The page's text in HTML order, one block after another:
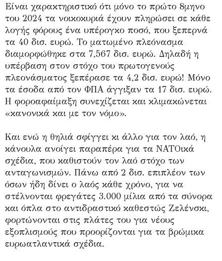
Είναι χαρακτηριστικό ότι μόνο το πρώτο 8μηνο
του 2024 τα νοικοκυριά έχουν πληρώσει σε κάθε
λογής φόρους ένα υπέρογκο ποσό, που ξεπερνά
τα 40 δισ. ευρώ. Το ματωμένο πλεόνασμα
διαμορφώθηκε στα 7,567 δισ. ευρώ. Δηλαδή η
υπέρβαση στον στόχο του πρωτογενούς
πλεονάσματος ξεπέρασε τα 4,2 δισ. ευρώ! Μόνο
τα έσοδα από τον ΦΠΑ άγγιξαν τα 17 δισ. ευρώ.
Η φοροαφαίμαξη συνεχίζεται και κλιμακώνεται
«κανονικά και με τον νόμο».
Και ενώ η θηλιά σφίγγει κι άλλο για τον λαό, η
κάνουλα ανοίγει παραπέρα για τα ΝΑΤΟικά
σχέδια, που καθιστούν τον λαό στόχο των
ανταγωνισμών. Πάνω από 2 δισ. επιπλέον των
όσων ήδη δίνει ο λαός κάθε χρόνο, για να
στέλνονται φρεγάτες 3.000 μίλια από τα σύνορα
και όπλα στο αντιδραστικό καθεστώς Ζελένσκι,
φορτώνονται στις πλάτες του για νέους
εξοπλισμούς που προορίζονται για τα βρώμικα
ευρωατλαντικά σχέδια.